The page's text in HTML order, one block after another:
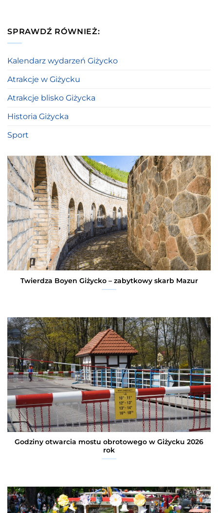
SPRAWDŹ RÓWNIEŻ:
Kalendarz wydarzeń Giżycko
Atrakcje w Giżycku
Atrakcje blisko Giżycka
Historia Giżycka
Sport
Twierdza Boyen Giżycko – zabytkowy skarb Mazur
Godziny otwarcia mostu obrotowego w Giżycku 2026
rok